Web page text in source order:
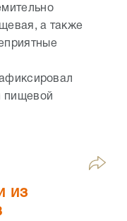
а также
пищевой
из